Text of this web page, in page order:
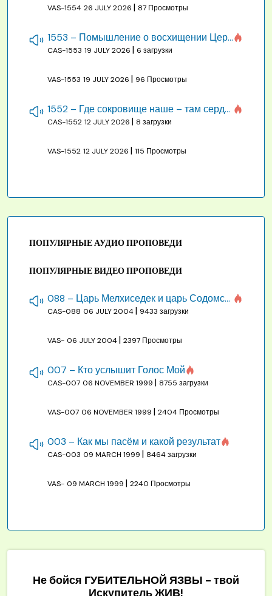
VAS-1554 26 JULY 2026 | 87 Просмотры
1553 – Помышление о восхищении Церкви на бракосочетании, во всякое время
CAS-1553 19 JULY 2026 | 6 загрузки
VAS-1553 19 JULY 2026 | 96 Просмотры
1552 – Где сокровище наше – там сердце, там помышления
CAS-1552 12 JULY 2026 | 8 загрузки
VAS-1552 12 JULY 2026 | 115 Просмотры
ПОПУЛЯРНЫЕ АУДИО ПРОПОВЕДИ
ПОПУЛЯРНЫЕ ВИДЕО ПРОПОВЕДИ
088 – Царь Мелхиседек и царь Содомский
CAS-088 06 JULY 2004| 9433 загрузки
VAS- 06 JULY 2004| 2397 Просмотры
007 – Кто услышит Голос Мой
CAS-007 06 NOVEMBER 1999 | 8755 загрузки
VAS-007 06 NOVEMBER 1999 | 2404 Просмотры
003 – Как мы пасём и какой результат
CAS-003 09 MARCH 1999 | 8464 загрузки
VAS- 09 MARCH 1999 | 2240 Просмотры
Не бойся ГУБИТЕЛЬНОЙ ЯЗВЫ - твой
Искупитель ЖИВ!